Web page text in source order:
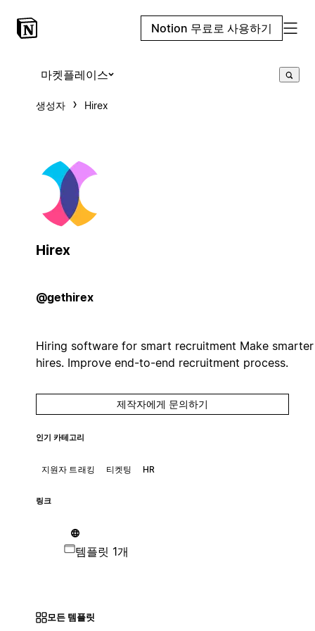
Notion 무료로 사용하기
마켓플레이스
생성자 Hirex
Hirex
@gethirex
Hiring software for smart recruitment Make smarter
hires. Improve end-to-end recruitment process.
제작자에게 문의하기
인기 카테고리
지원자 트래킹 티켓팅 HR
링크
템플릿 1개
모든 템플릿